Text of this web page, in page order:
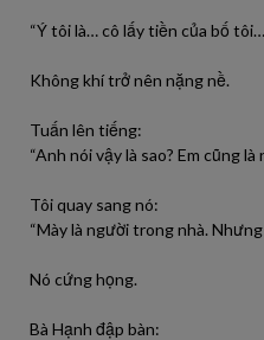
“Ý tôi là… cô lấy tiền của bố
Không khí trở nên nặng nề.
Tuấn lên tiếng:
“Anh nói vậy là sao? Em cũng là
Tôi quay sang nó:
“Mày là người trong nhà.
Nó cứng họng.
Bà Hạnh đập bàn: